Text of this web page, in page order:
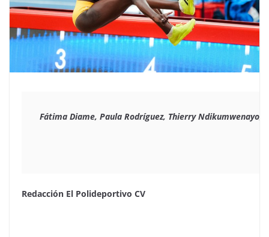
Fátima Diame, Paula Rodríguez, Thierry
Redacción El Polideportivo CV